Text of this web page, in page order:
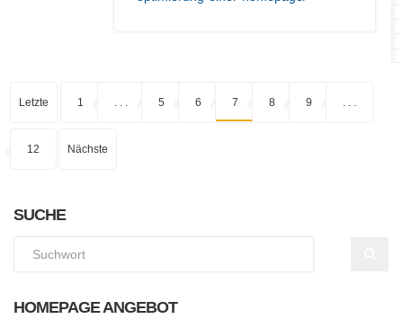
Letzte 1 5 6 7 8 9
12 Nächste
SUCHE
HOMEPAGE ANGEBOT